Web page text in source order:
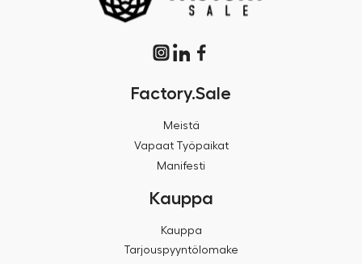
Factory.Sale
Meistä
Vapaat Työpaikat
Manifesti
Kauppa
Kauppa
Tarjouspyyntölomake